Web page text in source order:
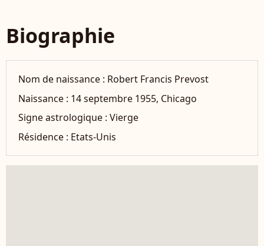
Biographie
Nom de naissance : Robert Francis Prevost
Naissance : 14 septembre 1955, Chicago
Signe astrologique :Vierge
Résidence : Etats-Unis